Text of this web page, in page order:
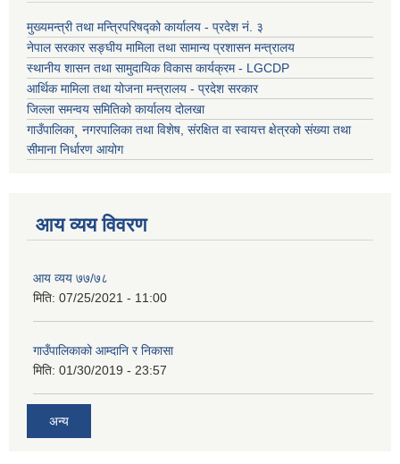
मुख्यमन्त्री तथा मन्त्रिपरिषद्को कार्यालय - प्रदेश नं. ३
नेपाल सरकार सङ्घीय मामिला तथा सामान्य प्रशासन मन्त्रालय
स्थानीय शासन तथा सामुदायिक विकास कार्यक्रम - LGCDP
आर्थिक मामिला तथा योजना मन्त्रालय - प्रदेश सरकार
जिल्ला समन्वय समितिको कार्यालय दोलखा
गाउँपालिका¸ नगरपालिका तथा विशेष, संरक्षित वा स्वायत्त क्षेत्रको संख्या तथा
सीमाना निर्धारण आयोग
आय व्यय विवरण
आय व्यय ७७/७८
मिति: 07/25/2021 - 11:00
गाउँपालिकाको आम्दानि र निकासा
मिति: 01/30/2019 - 23:57
अन्य